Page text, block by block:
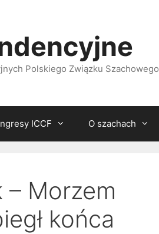
Polskiego Związku Szachowego
ICCF O szachach
– Morzem
końca